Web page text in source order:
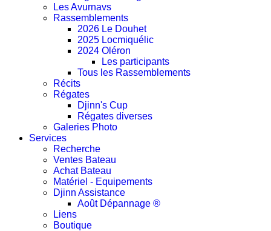
Les Avurnavs
Rassemblements
2026 Le Douhet
2025 Locmiquélic
2024 Oléron
Les participants
Tous les Rassemblements
Récits
Régates
Djinn's Cup
Régates diverses
Galeries Photo
Services
Recherche
Ventes Bateau
Achat Bateau
Matériel - Equipements
Djinn Assistance
Août Dépannage ®
Liens
Boutique